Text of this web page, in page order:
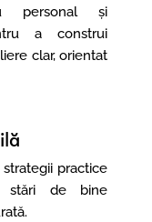
personal și
a construi
clar, orientat
practice
stări de bine